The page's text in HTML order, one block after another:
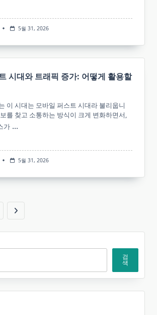
5월 31, 2026
시대와 트래픽 증가: 어떻게 활용할
이 시대는 모바일 퍼스트 시대라 불리웁니
를 찾고 소통하는 방식이 크게 변화하면서,
가 ...
5월 31, 2026
검
색